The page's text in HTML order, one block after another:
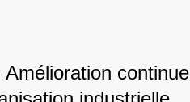
continue